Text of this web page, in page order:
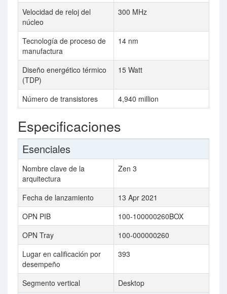
Velocidad de reloj del
núcleo
300 MHz
Tecnología de proceso de
manufactura
14 nm
Diseño energético térmico
(TDP)
15 Watt
Número de transistores 4,940 million
Especificaciones
Esenciales
Nombre clave de la
arquitectura
Zen 3
Fecha de lanzamiento
13 Apr 2021
OPN PIB
100-100000260BOX
OPN Tray
100-000000260
Lugar en calificación por
desempeño
393
Segmento vertical Desktop